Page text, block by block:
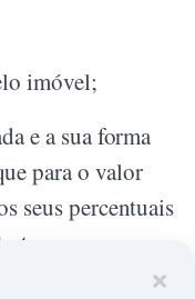
×
imóvel;
e a sua forma
para o valor
seus percentuais